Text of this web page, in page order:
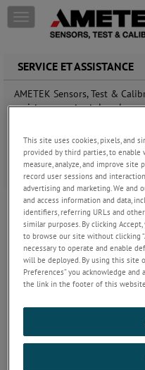
Skip to content
T
o
l
e
n
a
g
a
t
o
n
SERVICE ET ASSISTANCE
AMETEK Sensors, Test &
assistance partout dans le
évaluer vos exigences
apporter une assistance
un service après-vente et
produits et des logiciels de
FAQ
Sur cette
questions
Dans
Lloyd
dé...
This site uses cookies, pixels, and
provided by third parties, to
measure, analyze, and improve
record user sessions and
advertising and marketing. We and
and access information and data,
identifiers, referring URLs and
similar purposes. By clicking
to browse our site without clicking
necessary to operate and enable
will be deployed. By using this site or
Preferences” you acknowledge
the link in the footer of this